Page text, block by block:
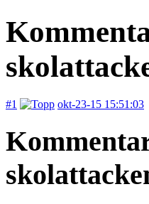
#1 okt-23-15 15:51:03